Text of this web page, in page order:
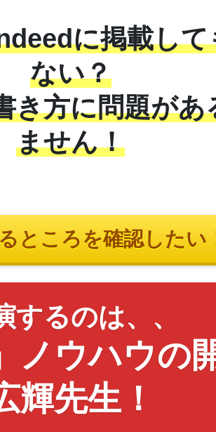
に掲載して
ない？
き方に問題があ
ません！
ところを確認した
するのは、、
ノウハウの
輝先生！